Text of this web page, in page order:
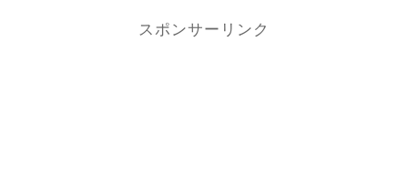
スポンサーリンク